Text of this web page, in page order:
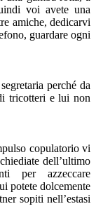
voi avete una
amiche, dedicarvi
guardare ogni
perché da
tricotteri e lui non
copulatorio vi
dell’ultimo
per azzeccare
potete dolcemente
sopiti nell’estasi